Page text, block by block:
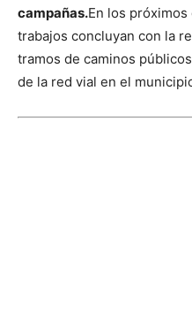
campañas.En los
trabajos concluyan con la
tramos de caminos
de la red vial en el